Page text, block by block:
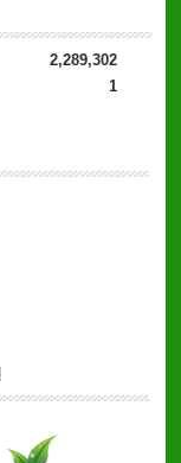
2,289,302
1